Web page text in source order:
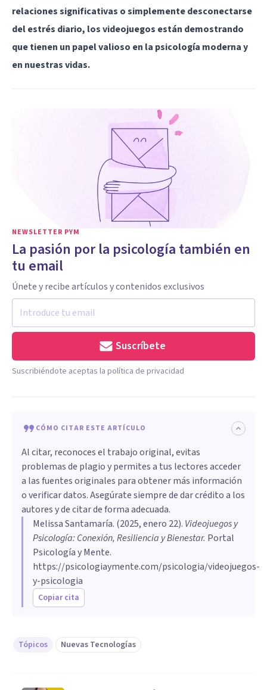
relaciones significativas o simplemente desconectarse
del estrés diario, los videojuegos están demostrando
que tienen un papel valioso en la psicología moderna y
en nuestras vidas.
NEWSLETTER PYM
La pasión por la psicología también en
tu email
Únete y recibe artículos y contenidos exclusivos
Suscríbete
Suscribiéndote aceptas la política de privacidad
CÓMO CITAR ESTE ARTÍCULO
Al citar, reconoces el trabajo original, evitas
problemas de plagio y permites a tus lectores acceder
a las fuentes originales para obtener más información
o verificar datos. Asegúrate siempre de dar crédito a los
autores y de citar de forma adecuada.
Melissa Santamaría. (2025, enero 22). Videojuegos y
Psicología: Conexión, Resiliencia y Bienestar. Portal
Psicología y Mente.
https://psicologiaymente.com/psicologia/videojuegos-
y-psicologia
Copiar cita
Tópicos Nuevas Tecnologías